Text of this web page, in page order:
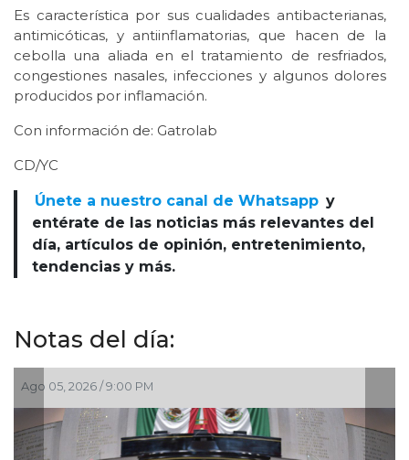
Es característica por sus cualidades antibacterianas,
antimicóticas, y antiinflamatorias, que hacen de la
cebolla una aliada en el tratamiento de resfriados,
congestiones nasales, infecciones y algunos dolores
producidos por inflamación.
Con información de: Gatrolab
CD/YC
Únete a nuestro canal de Whatsapp y
entérate de las noticias más relevantes del
día, artículos de opinión, entretenimiento,
tendencias y más.
Notas del día:
Ago 05, 2026 / 7:46 PM